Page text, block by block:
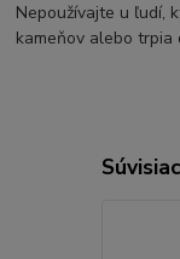
Nepoužívajte u ľudí,
kameňov alebo trpia